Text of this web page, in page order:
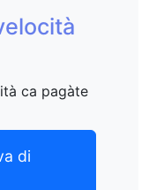
ca pagàte
di